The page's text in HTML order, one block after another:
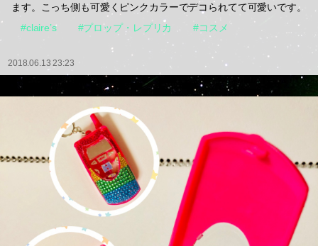
ます。こっち側も可愛くピンクカラーでデコられてて可愛いです。
#claire’s
#プロップ・レプリカ #コスメ
2018.06.13 23:23